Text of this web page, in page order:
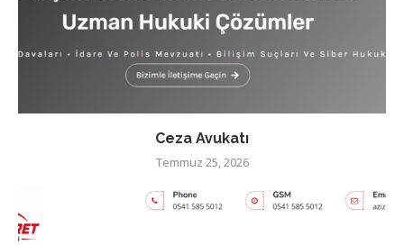
Ceza Avukatı
Temmuz 25, 2026